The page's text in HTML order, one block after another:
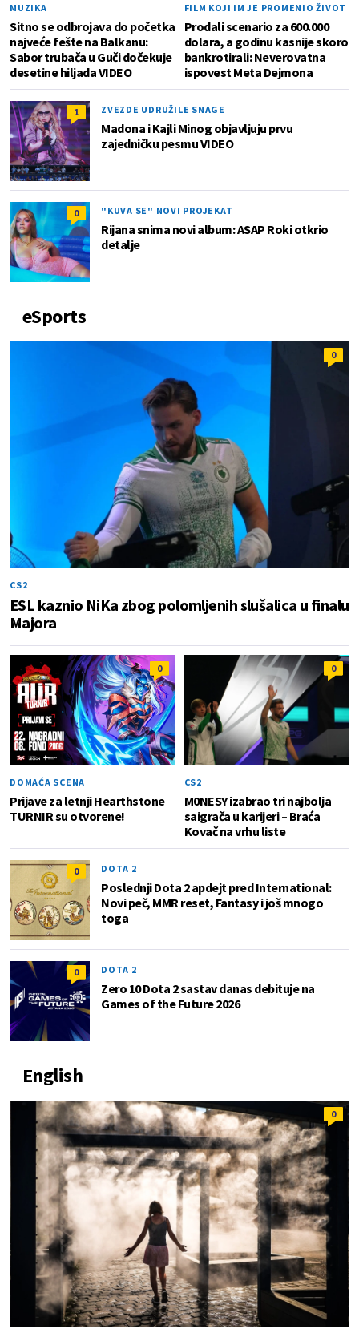
MUZIKA
Sitno se odbrojava do početka
najveće fešte na Balkanu:
Sabor trubača u Guči dočekuje
desetine hiljada VIDEO
FILM KOJI IM JE PROMENIO ŽIVOT
Prodali scenario za 600.000
dolara, a godinu kasnije skoro
bankrotirali: Neverovatna
ispovest Meta Dejmona
1 ZVEZDE UDRUŽILE SNAGE
Madona i Kajli Minog objavljuju prvu
zajedničku pesmu VIDEO
0 "KUVA SE" NOVI PROJEKAT
Rijana snima novi album: ASAP Roki otkrio
detalje
eSports
0
CS2
ESL kaznio NiKa zbog polomljenih slušalica u finalu
Majora
0
DOMAĆA SCENA
Prijave za letnji Hearthstone
TURNIR su otvorene!
0
CS2
M0NESY izabrao tri najbolja
saigrača u karijeri – Braća
Kovač na vrhu liste
0 DOTA 2
Poslednji Dota 2 apdejt pred International:
Novi peč, MMR reset, Fantasy i još mnogo
toga
0 DOTA 2
Zero 10 Dota 2 sastav danas debituje na
Games of the Future 2026
English
0